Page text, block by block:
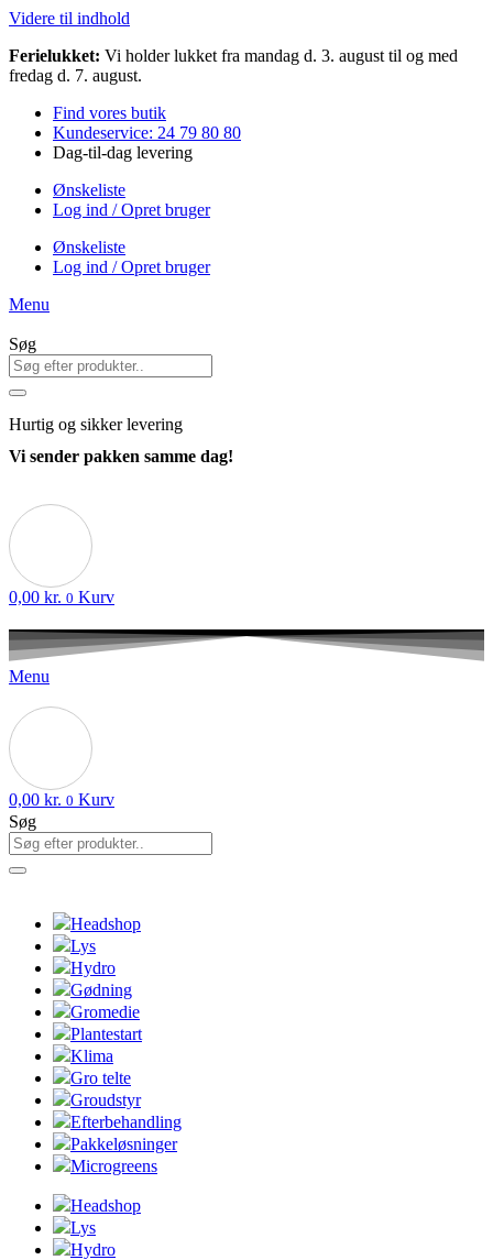
Videre til indhold
Ferielukket: Vi holder lukket fra mandag d. 3. august til og med
fredag d. 7. august.
Find vores butik
Kundeservice: 24 79 80 80
Dag-til-dag levering
Ønskeliste
Log ind / Opret bruger
Ønskeliste
Log ind / Opret bruger
Menu
Søg
Hurtig og sikker levering
Vi sender pakken samme dag!
0,00 kr. 0 Kurv
Menu
0,00 kr. 0 Kurv
Søg
Headshop
Lys
Hydro
Gødning
Gromedie
Plantestart
Klima
Gro telte
Groudstyr
Efterbehandling
Pakkeløsninger
Microgreens
Headshop
Lys
Hydro